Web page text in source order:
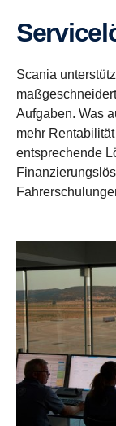
Scania
Aufgaben. Was
mehr
entsprechende